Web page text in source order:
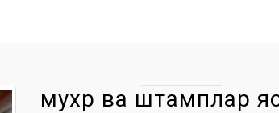
мухр ва штамплар